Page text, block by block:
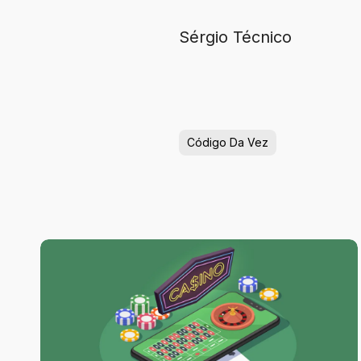
Sérgio Técnico
Código Da Vez
1win